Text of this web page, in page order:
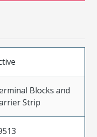
Blocks and
Strip